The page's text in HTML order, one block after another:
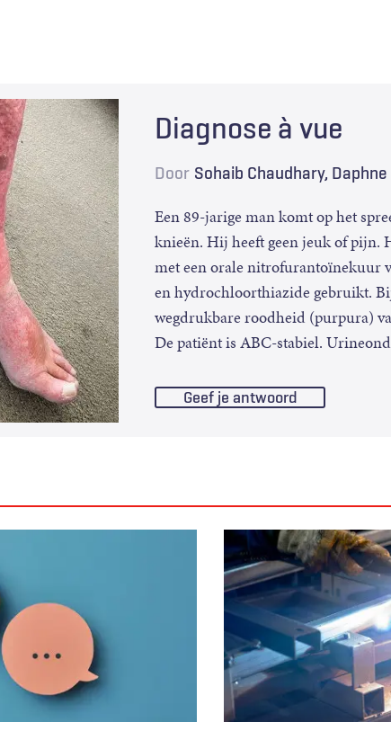
Diagnose à vue
Door Sohaib Chaudhary Daphne
Een 89-jarige man komt op het
knieën. Hij heeft geen jeuk of pijn.
met een orale nitrofurantoïnekuur
en hydrochloorthiazide gebruikt.
wegdrukbare roodheid (purpura)
De patiënt is ABC-stabiel.
Geef je antwoord